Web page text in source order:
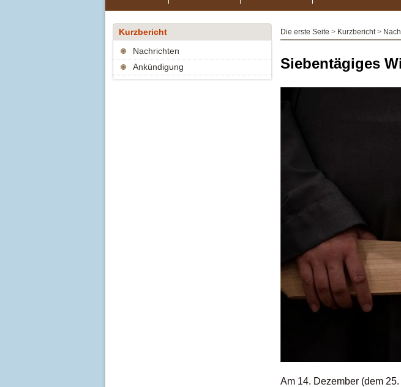
Kurzbericht
Nachrichten
Ankündigung
Die erste Seite > Kurzbericht>
Siebentägiges
Am 14. Dezember (dem